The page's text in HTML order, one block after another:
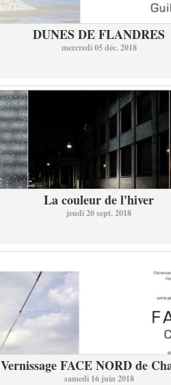
DUNES DE FLANDRES
mercredi 05 déc. 2018
La couleur de l'hiver
jeudi 20 sept. 2018
Vernissage FACE NORD de
samedi 16 juin 2018